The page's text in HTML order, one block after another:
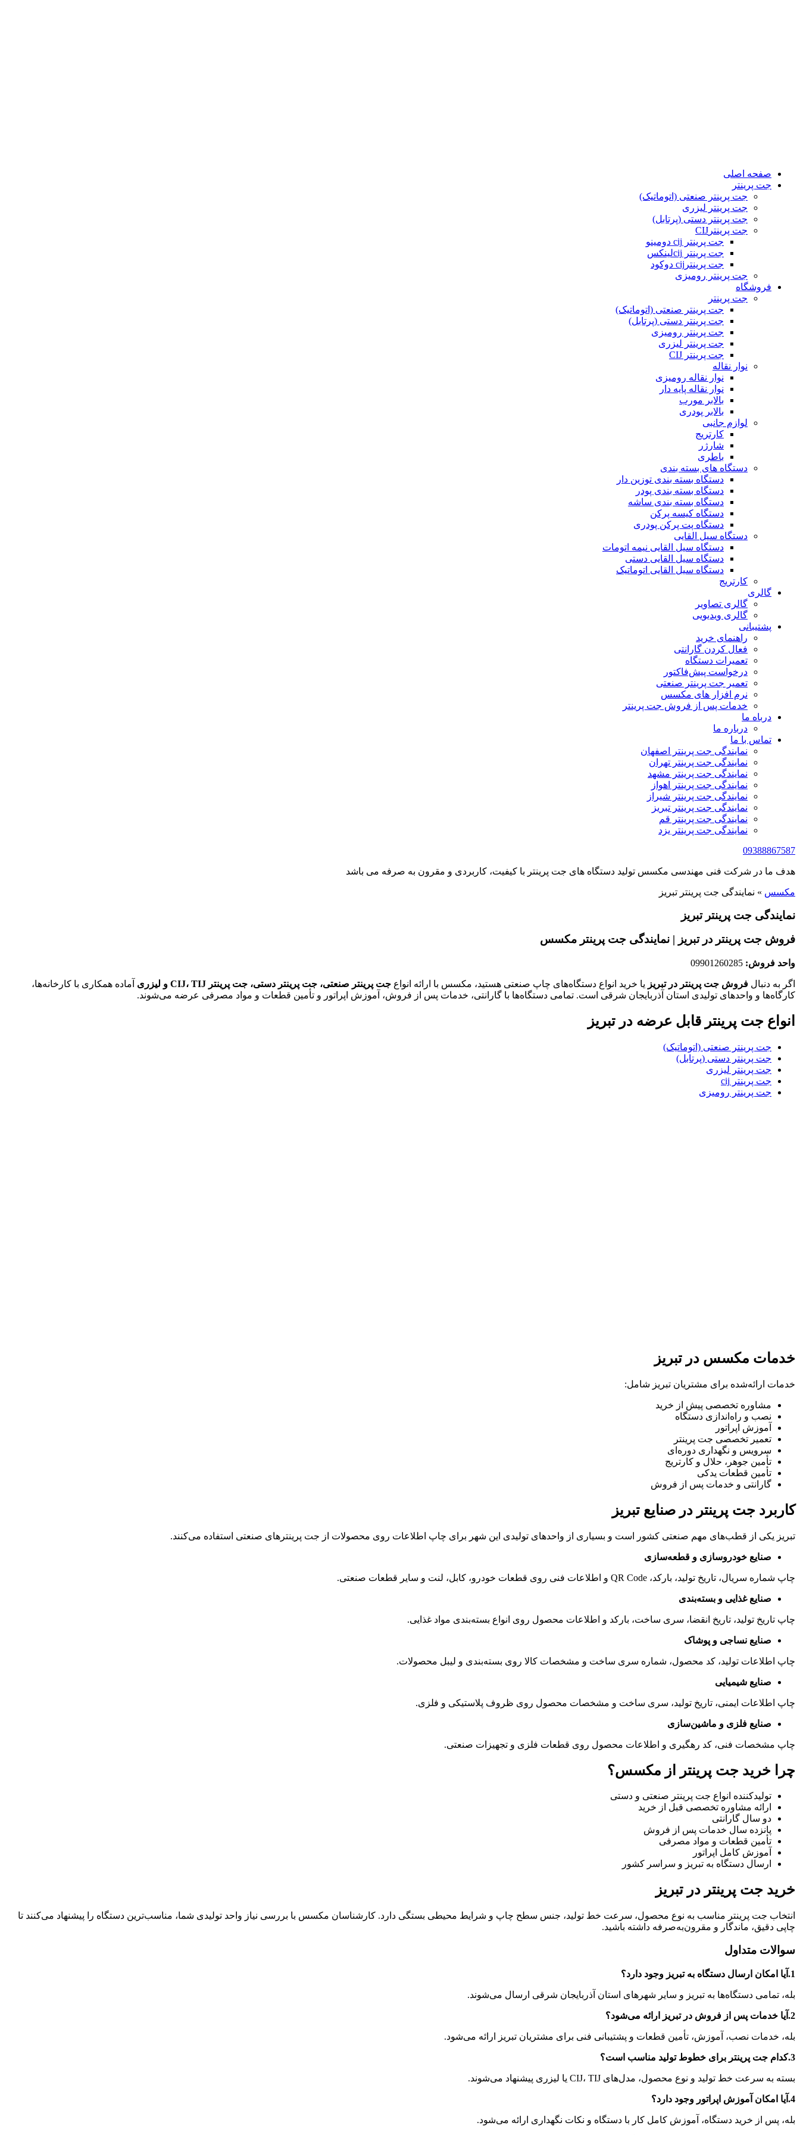
صفحه اصلی
جت پرینتر
جت پرینتر صنعتی (اتوماتیک)
جت پرینتر لیزری
جت پرینتر دستی (پرتابل)
جت پرینترCIJ
جت پرینتر cij دومینو
جت پرینتر cijلینکس
جت پرینترcij دوکود
جت پرینتر رومیزی
فروشگاه
جت پرینتر
جت پرینتر صنعتی (اتوماتیک)
جت پرینتر دستی (پرتابل)
جت پرینتر رومیزی
جت پرینتر لیزری
جت پرینتر CIJ
نوار نقاله
نوار نقاله رومیزی
نوار نقاله پایه دار
بالابر مورب
بالابر پودری
لوازم جانبی
کارتریج
شارژر
باطری
دستگاه های بسته بندی
دستگاه بسته بندی توزین دار
دستگاه بسته بندی پودر
دستگاه بسته بندی ساشه
دستگاه کیسه پرکن
دستگاه پت پرکن پودری
دستگاه سیل القایی
دستگاه سیل القایی نیمه اتومات
دستگاه سیل القایی دستی
دستگاه سیل القایی اتوماتیک
کارتریج
گالری
گالری تصاویر
گالری ویدیویی
پشتیبانی
راهنمای خرید
فعال کردن گارانتی
تعمیرات دستگاه
درخواست پیش‌فاکتور
تعمیر جت پرینتر صنعتی
نرم افزار های مکسس
خدمات پس از فروش جت پرینتر
درباه ما
درباره ما
تماس با ما
نمایندگی جت پرینتر اصفهان
نمایندگی جت پرینتر تهران
نمایندگی جت پرینتر مشهد
نمایندگی جت پرینتر اهواز
نمایندگی جت پرینتر شیراز
نمایندگی جت پرینتر تبریز
نمایندگی جت پرینتر قم
نمایندگی جت پرینتر یزد
09388867587
هدف ما در شرکت فنی مهندسی مکسس تولید دستگاه های جت پرینتر با کیفیت، کاربردی و مقرون به صرفه می باشد
مکسس » نمایندگی جت پرینتر تبریز
نمایندگی جت پرینتر تبریز
فروش جت پرینتر در تبریز | نمایندگی جت پرینتر مکسس
واحد فروش:
اگر به دنبال فروش جت پرینتر در تبریز یا خرید انواع دستگاه‌های چاپ صنعتی هستید، مکسس با ارائه انواع جت پرینتر صنعتی، جت پرینتر دستی، جت پرینتر CIJ، TIJ و لیزری
آماده همکاری با کارخانه‌ها،
کارگاه‌ها و واحدهای تولیدی استان آذربایجان شرقی است. تمامی دستگاه‌ها با گارانتی، خدمات پس از فروش، آموزش اپراتور و تأمین قطعات و مواد مصرفی عرضه می‌شوند.
انواع جت پرینتر قابل عرضه در تبریز
جت پرینتر صنعتی (اتوماتیک)
جت پرینتر دستی (پرتابل)
جت پرینتر لیزری
جت پرینتر cij
جت پرینتر رومیزی
خدمات مکسس در تبریز
خدمات ارائه‌شده برای مشتریان تبریز شامل:
مشاوره تخصصی پیش از خرید
نصب و راه‌اندازی دستگاه
آموزش اپراتور
تعمیر تخصصی جت پرینتر
سرویس و نگهداری دوره‌ای
تأمین جوهر، حلال و کارتریج
تأمین قطعات یدکی
گارانتی و خدمات پس از فروش
کاربرد جت پرینتر در صنایع تبریز
تبریز یکی از قطب‌های مهم صنعتی کشور است و بسیاری از واحدهای تولیدی این شهر برای چاپ اطلاعات روی محصولات از جت پرینترهای صنعتی استفاده می‌کنند.
صنایع خودروسازی و قطعه‌سازی
چاپ شماره سریال، تاریخ تولید، بارکد، QR Code و اطلاعات فنی روی قطعات خودرو، کابل، لنت و سایر قطعات صنعتی.
صنایع غذایی و بسته‌بندی
چاپ تاریخ تولید، تاریخ انقضا، سری ساخت، بارکد و اطلاعات محصول روی انواع بسته‌بندی مواد غذایی.
صنایع نساجی و پوشاک
چاپ اطلاعات تولید، کد محصول، شماره سری ساخت و مشخصات کالا روی بسته‌بندی و لیبل محصولات.
صنایع شیمیایی
چاپ اطلاعات ایمنی، تاریخ تولید، سری ساخت و مشخصات محصول روی ظروف پلاستیکی و فلزی.
صنایع فلزی و ماشین‌سازی
چاپ مشخصات فنی، کد رهگیری و اطلاعات محصول روی قطعات فلزی و تجهیزات صنعتی.
چرا خرید جت پرینتر از مکسس؟
تولیدکننده انواع جت پرینتر صنعتی و دستی
ارائه مشاوره تخصصی قبل از خرید
دو سال گارانتی
پانزده سال خدمات پس از فروش
تأمین قطعات و مواد مصرفی
آموزش کامل اپراتور
ارسال دستگاه به تبریز و سراسر کشور
خرید جت پرینتر در تبریز
انتخاب جت پرینتر مناسب به نوع محصول، سرعت خط تولید، جنس سطح چاپ و شرایط محیطی بستگی دارد. کارشناسان مکسس با بررسی نیاز واحد تولیدی شما، مناسب‌ترین دستگاه را پیشنهاد می‌کنند تا
چاپی دقیق، ماندگار و مقرون‌به‌صرفه داشته باشید.
سوالات متداول
1.آیا امکان ارسال دستگاه به تبریز وجود دارد؟
بله، تمامی دستگاه‌ها به تبریز و سایر شهرهای استان آذربایجان شرقی ارسال می‌شوند.
2.آیا خدمات پس از فروش در تبریز ارائه می‌شود؟
بله، خدمات نصب، آموزش، تأمین قطعات و پشتیبانی فنی برای مشتریان تبریز ارائه می‌شود.
3.کدام جت پرینتر برای خطوط تولید مناسب است؟
بسته به سرعت خط تولید و نوع محصول، مدل‌های CIJ، TIJ یا لیزری پیشنهاد می‌شوند.
4.آیا امکان آموزش اپراتور وجود دارد؟
بله، پس از خرید دستگاه، آموزش کامل کار با دستگاه و نکات نگهداری ارائه می‌شود.